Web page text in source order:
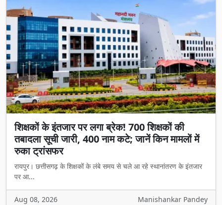
शिक्षकों के इंतजार पर लगा ब्रेक! 700 शिक्षकों की
तबादला सूची जारी, 400 नाम कटे; जानें किन मामलों में
रुका ट्रांसफर
रायपुर। छत्तीसगढ़ के शिक्षकों के लंबे समय से चले आ रहे स्थानांतरण के इंतजार
पर आ...
Aug 08, 2026 Manishankar Pandey